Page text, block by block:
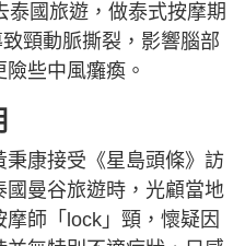
泰國旅遊，做泰式按摩期
頸動脈撕裂，影響腦部
些中風癱瘓。
康接受《星島頭條》訪
國曼谷旅遊時，光顧當地
師「lock」頸，懷疑因